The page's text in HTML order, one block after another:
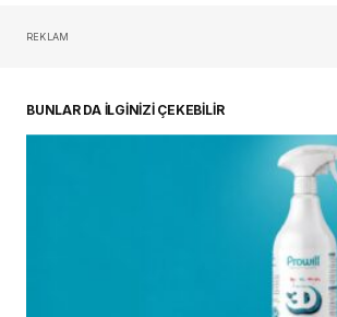
REKLAM
BUNLAR DA İLGİNİZİ ÇEKEBİLİR